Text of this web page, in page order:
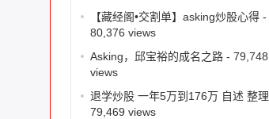
【藏经阁•交割单】asking炒股心得-
80,376 views
Asking，邱宝裕的成名之路- 79,748
views
退学炒股 一年5万到176万 自述 整理
79,469 views